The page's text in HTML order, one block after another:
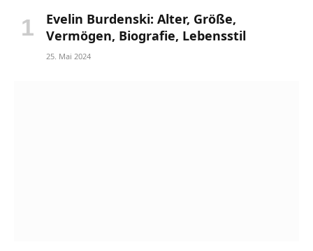
Evelin Burdenski: Alter, Größe,
Vermögen, Biografie, Lebensstil
25. Mai 2024